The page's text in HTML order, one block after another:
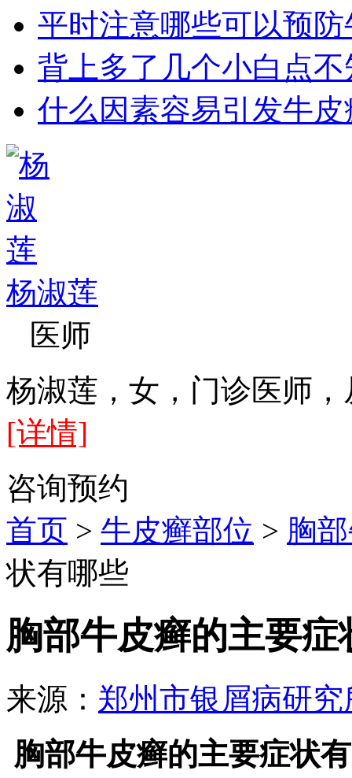
平时注意哪些可以预
背上多了几个小白点
什么因素容易引发牛皮
杨淑莲
医师
杨淑莲，女，门诊医师
[详情]
咨询预约
首页 > 牛皮癣部位 > 胸
状有哪些
胸部牛皮癣的主要症
来源： 郑州市银屑病研究
胸部牛皮癣的主要症状